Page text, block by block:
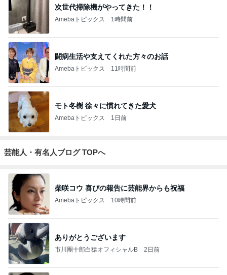
次世代掃除機がやってきた！！
Amebaトピックス 1時間前
闘病生活や支えてくれた方々のお話
Amebaトピックス 11時間前
モト冬樹 徐々に慣れてきた愛犬
Amebaトピックス 1日前
芸能人・有名人ブログ TOPへ
柴咲コウ 喜びの報告に芸能界からも祝福
Amebaトピックス 10時間前
ありがとうございます
市川團十郎白猿オフィシャルB 2日前